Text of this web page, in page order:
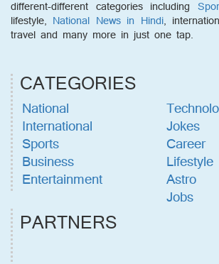
different-different categories including
lifestyle, National News in Hindi,
travel and many more in just one tap.
CATEGORIES
National
International
Sports
Business
Entertainment
Jokes
Career
Lifestyle
Astro
Jobs
PARTNERS